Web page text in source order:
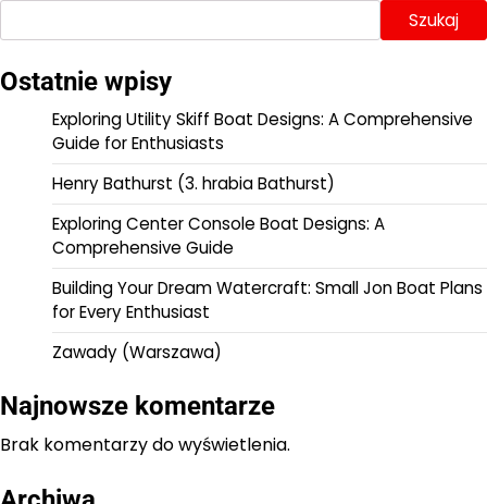
Szukaj
Ostatnie wpisy
Exploring Utility Skiff Boat Designs: A Comprehensive
Guide for Enthusiasts
Henry Bathurst (3. hrabia Bathurst)
Exploring Center Console Boat Designs: A
Comprehensive Guide
Building Your Dream Watercraft: Small Jon Boat Plans
for Every Enthusiast
Zawady (Warszawa)
Najnowsze komentarze
Brak komentarzy do wyświetlenia.